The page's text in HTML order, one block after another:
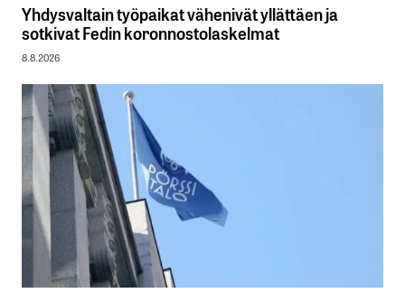
Yhdysvaltain työpaikat vähenivät yllättäen ja
sotkivat Fedin koronnostolaskelmat
8.8.2026